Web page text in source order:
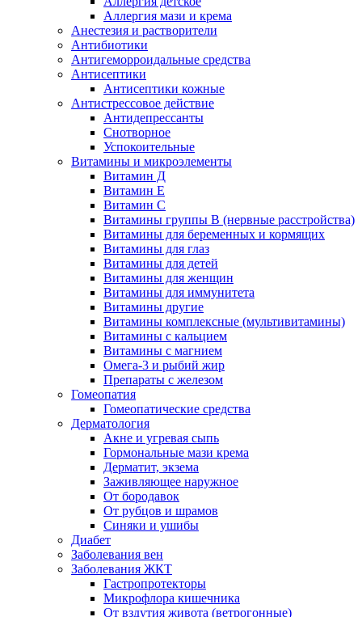
Аллергия мази и крема
Анестезия и растворители
Антибиотики
Антигеморроидальные средства
Антисептики
Антисептики кожные
Антистрессовое действие
Антидепрессанты
Снотворное
Успокоительные
Витамины и микроэлементы
Витамин Д
Витамин Е
Витамин С
Витамины группы В (нервные расстройства)
Витамины для беременных и кормящих
Витамины для глаз
Витамины для детей
Витамины для женщин
Витамины для иммунитета
Витамины другие
Витамины комплексные (мультивитамины)
Витамины с кальцием
Витамины с магнием
Омега-3 и рыбий жир
Препараты с железом
Гомеопатия
Гомеопатические средства
Дерматология
Акне и угревая сыпь
Гормональные мази крема
Дерматит, экзема
Заживляющее наружное
От бородавок
От рубцов и шрамов
Синяки и ушибы
Диабет
Заболевания вен
Заболевания ЖКТ
Гастропротекторы
Микрофлора кишечника
От вздутия живота (ветрогонные)